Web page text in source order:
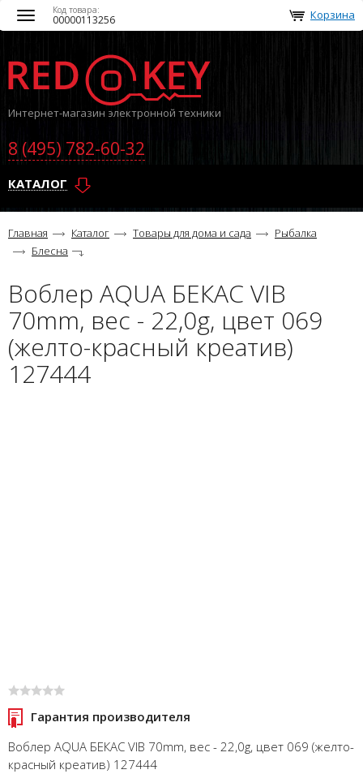
Toggle
navigation
Код товара:
00000113256 Корзина
Интернет-магазин электронной техники
8 (495) 782-60-32
КАТАЛОГ
Главная Каталог Товары для дома и сада
Рыбалка
Блесна
Воблер AQUA БЕКАС VIB
70mm, вес - 22,0g, цвет 069
(желто-красный креатив)
127444
Гарантия производителя
Воблер AQUA БЕКАС VIB 70mm, вес - 22,0g, цвет 069 (желто-
красный креатив) 127444